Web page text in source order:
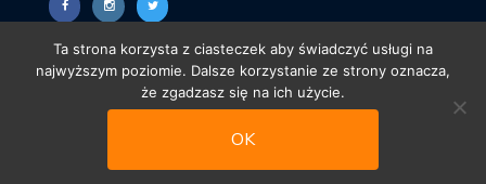
© promocjeksiazkowe.pl
Ta strona korzysta z ciasteczek aby świadczyć usługi na
najwyższym poziomie. Dalsze korzystanie ze strony oznacza,
że zgadzasz się na ich użycie.
OK